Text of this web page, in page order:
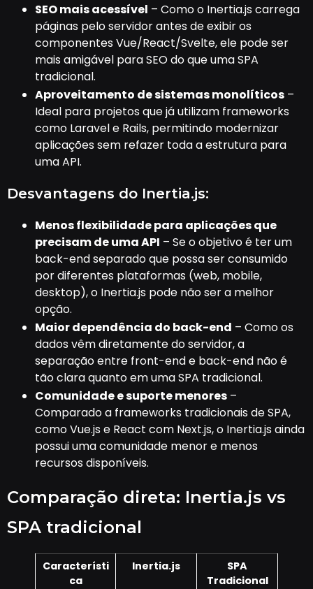
SEO mais acessível – Como o Inertia.js carrega
páginas pelo servidor antes de exibir os
componentes Vue/React/Svelte, ele pode ser
mais amigável para SEO do que uma SPA
tradicional.
Aproveitamento de sistemas monolíticos –
Ideal para projetos que já utilizam frameworks
como Laravel e Rails, permitindo modernizar
aplicações sem refazer toda a estrutura para
uma API.
Desvantagens do Inertia.js:
Menos flexibilidade para aplicações que
precisam de uma API – Se o objetivo é ter um
back-end separado que possa ser consumido
por diferentes plataformas (web, mobile,
desktop), o Inertia.js pode não ser a melhor
opção.
Maior dependência do back-end – Como os
dados vêm diretamente do servidor, a
separação entre front-end e back-end não é
tão clara quanto em uma SPA tradicional.
Comunidade e suporte menores –
Comparado a frameworks tradicionais de SPA,
como Vue.js e React com Next.js, o Inertia.js ainda
possui uma comunidade menor e menos
recursos disponíveis.
Comparação direta: Inertia.js vs
SPA tradicional
Característi
ca
Inertia.js
SPA
Tradicional